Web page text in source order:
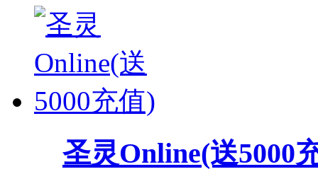
圣灵Online(送5000